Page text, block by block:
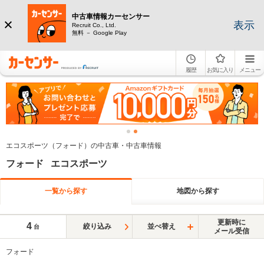
中古車情報カーセンサー
Recruit Co., Ltd.
無料 － Google Play
表示
履歴 お気に入り メニュー
エコスポーツ（フォード）の中古車・中古車情報
フォード エコスポーツ
一覧から探す 地図から探す
4 台 絞り込み 並べ替え
更新時に
メール受信
フォード